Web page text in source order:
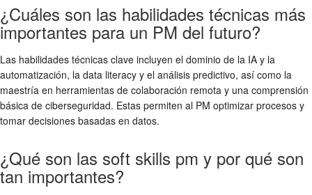
¿Cuáles son las habilidades técnicas más
importantes para un PM del futuro?
Las habilidades técnicas clave incluyen el dominio de la IA y la
automatización, la data literacy y el análisis predictivo, así como la
maestría en herramientas de colaboración remota y una comprensión
básica de ciberseguridad. Estas permiten al PM optimizar procesos y
tomar decisiones basadas en datos.
¿Qué son las soft skills pm y por qué son
tan importantes?